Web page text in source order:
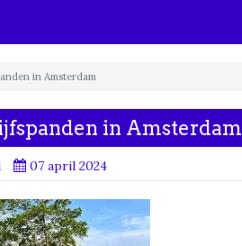
in Amsterdam
in Amsterdam
07 april 2024